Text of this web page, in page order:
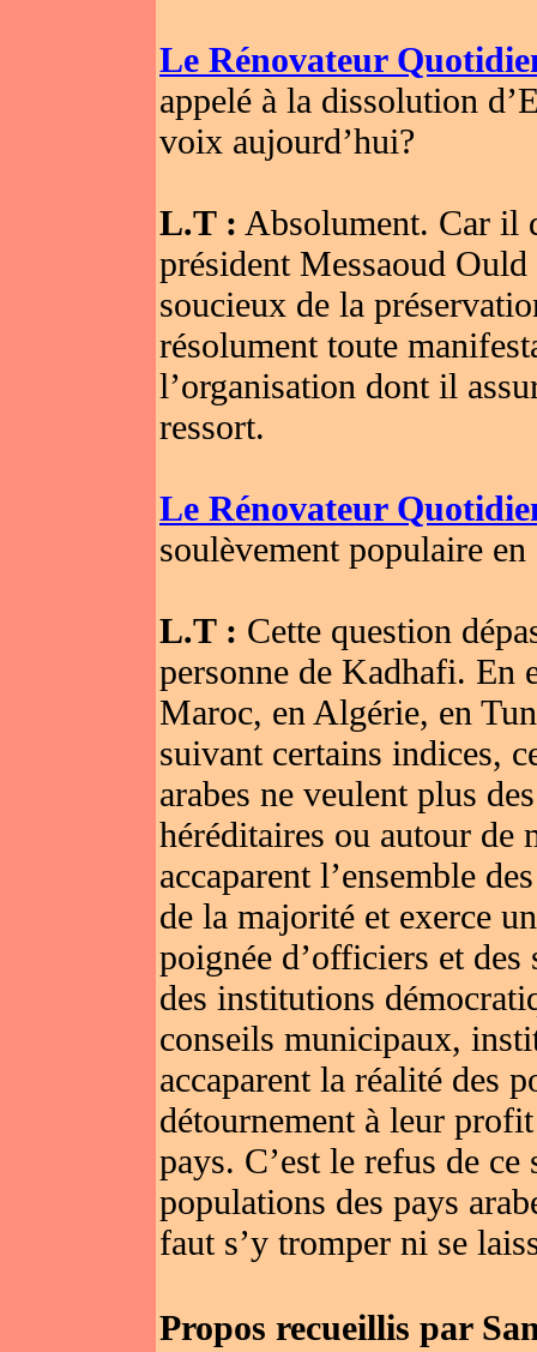
Le Rénovateur
appelé à la dissolution
voix aujourd’hui?
L.T : Absolument. Car il
président Messaoud
soucieux de la
résolument toute
l’organisation dont il
ressort.
Le Rénovateur
soulèvement populaire
L.T : Cette question
personne de Kadhafi. En
Maroc, en Algérie, en
suivant certains indices,
arabes ne veulent plus
héréditaires ou autour de
accaparent l’ensemble
de la majorité et exerce
poignée d’officiers et
des institutions
conseils municipaux,
accaparent la réalité des
détournement à leur
pays. C’est le refus de
populations des pays
faut s’y tromper ni se
Propos recueillis par